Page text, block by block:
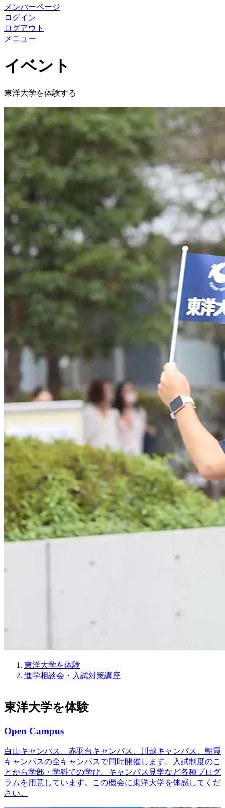
メンバーページ
ログイン
ログアウト
メニュー
イベント
東洋大学を体験する
東洋大学を体験
進学相談会・入試対策講座
東洋大学を体験
Open Campus
白山キャンパス、赤羽台キャンパス、川越キャンパス、朝霞
キャンパスの全キャンパスで同時開催します。入試制度のこ
とから学部・学科での学び、キャンパス見学など各種プログ
ラムを用意しています。この機会に東洋大学を体感してくだ
さい。